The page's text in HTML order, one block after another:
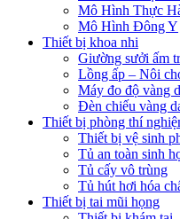
Mô Hình Thực
Mô Hình Đông Y
Thiết bị khoa nhi
Giường sưởi ấm
Lồng ấp – Nôi
Máy đo độ vàng
Đèn chiếu vàng
Thiết bị phòng thí
Thiết bị vệ sinh
Tủ an toàn sinh
Tủ cấy vô trùng
Tủ hút hơi hóa
Thiết bị tai mũi họng